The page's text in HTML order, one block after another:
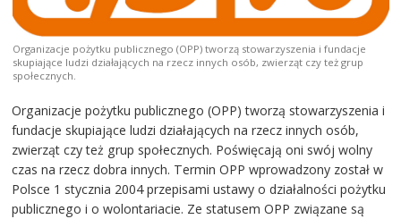
Organizacje pożytku publicznego (OPP) tworzą stowarzyszenia i fundacje
skupiające ludzi działających na rzecz innych osób, zwierząt czy też grup
społecznych.
Organizacje pożytku publicznego (OPP) tworzą stowarzyszenia i
fundacje skupiające ludzi działających na rzecz innych osób,
zwierząt czy też grup społecznych. Poświęcają oni swój wolny
czas na rzecz dobra innych. Termin OPP wprowadzony został w
Polsce 1 stycznia 2004 przepisami ustawy o działalności pożytku
publicznego i o wolontariacie. Ze statusem OPP związane są